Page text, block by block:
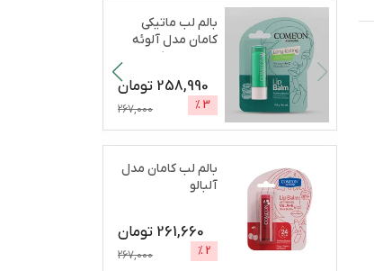
بالم لب ماتیکی
کامان مدل آلوئه
ورا مرطوب‌کننده،
258,990 تومان
3
%
267,000
بالم لب کامان مدل
آلبالو
261,660 تومان
2
%
267,000